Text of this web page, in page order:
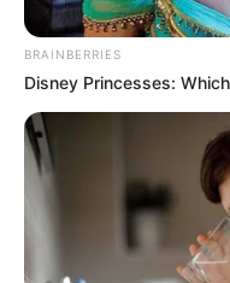
favor,
ACTIVAR AHORA
TEMAS
BRAINBERRIES
Disney Princesses: